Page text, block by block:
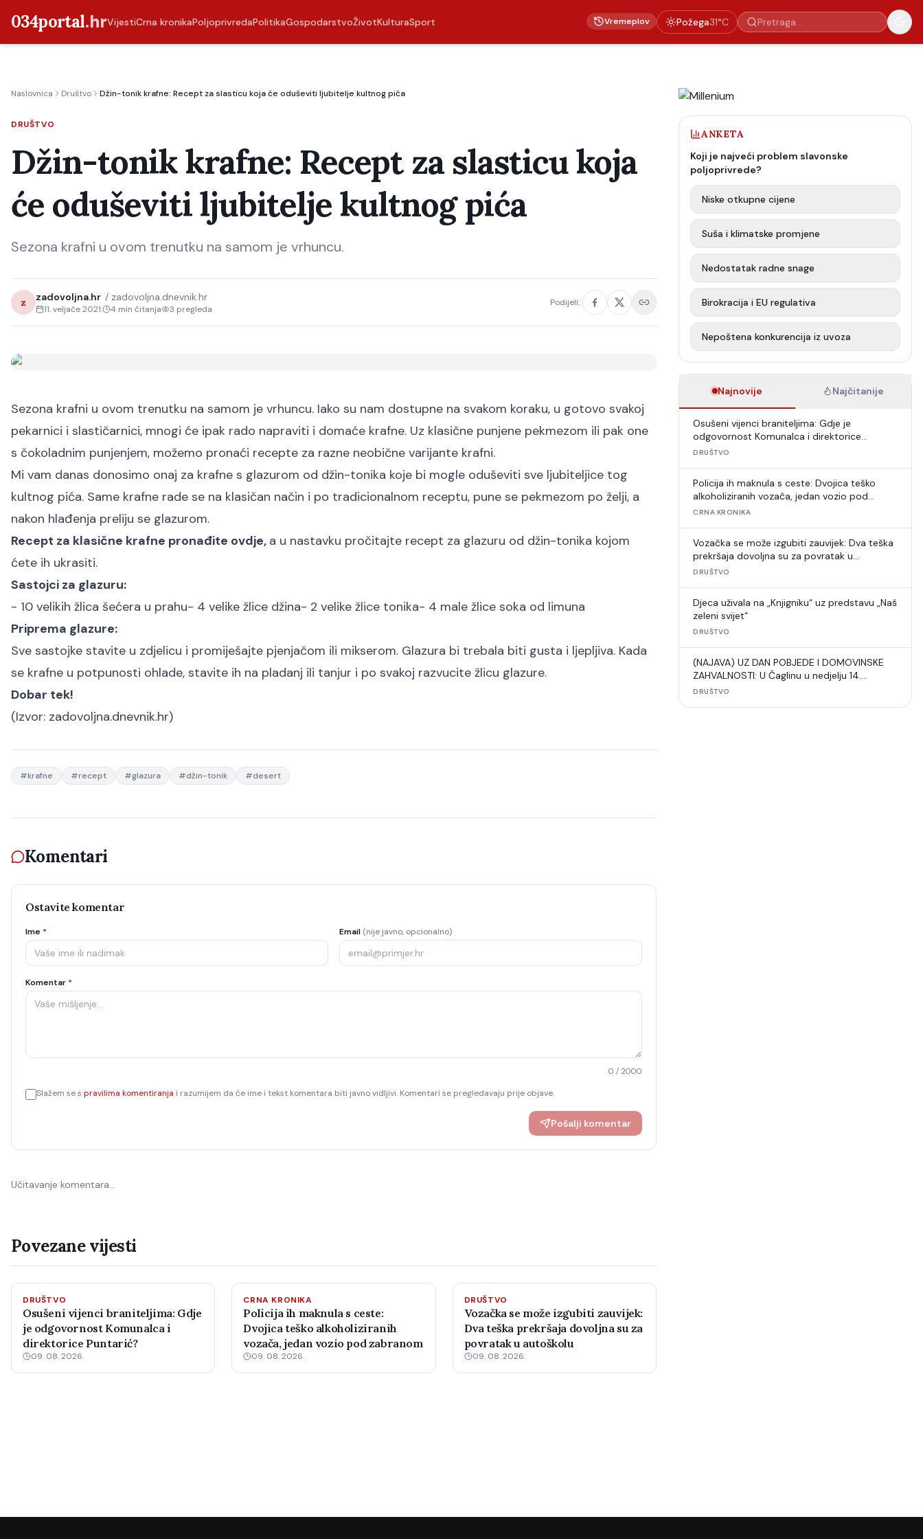
034portal.hrVijestiCrna kronikaPoljoprivredaPolitikaGospodarstvoŽivotKulturaSport Vremeplov Požega31°C
Naslovnica Društvo Džin-tonik krafne: Recept za slasticu koja će oduševiti ljubitelje kultnog pića
DRUŠTVO
Džin-tonik krafne: Recept za slasticu koja
će oduševiti ljubitelje kultnog pića
Sezona krafni u ovom trenutku na samom je vrhuncu.
z zadovoljna.hr / zadovoljna.dnevnik.hr
11. veljače 2021. 4 min čitanja 3 pregleda
Podijeli:
Sezona krafni u ovom trenutku na samom je vrhuncu. Iako su nam dostupne na svakom koraku, u gotovo svakoj
pekarnici i slastičarnici, mnogi će ipak rado napraviti i domaće krafne. Uz klasične punjene pekmezom ili pak one
s čokoladnim punjenjem, možemo pronaći recepte za razne neobične varijante krafni.
Mi vam danas donosimo onaj za krafne s glazurom od džin-tonika koje bi mogle oduševiti sve ljubiteljice tog
kultnog pića. Same krafne rade se na klasičan način i po tradicionalnom receptu, pune se pekmezom po želji, a
nakon hlađenja preliju se glazurom.
Recept za klasične krafne pronađite ovdje, a u nastavku pročitajte recept za glazuru od džin-tonika kojom
ćete ih ukrasiti.
Sastojci za glazuru:
- 10 velikih žlica šećera u prahu- 4 velike žlice džina- 2 velike žlice tonika- 4 male žlice soka od limuna
Priprema glazure:
Sve sastojke stavite u zdjelicu i promiješajte pjenjačom ili mikserom. Glazura bi trebala biti gusta i ljepljiva. Kada
se krafne u potpunosti ohlade, stavite ih na pladanj ili tanjur i po svakoj razvucite žlicu glazure.
Dobar tek!
(Izvor: zadovoljna.dnevnik.hr)
#krafne #recept #glazura #džin-tonik #desert
Komentari
Ostavite komentar
Ime * Email (nije javno, opcionalno)
Komentar *
0 / 2000
Slažem se s pravilima komentiranja i razumijem da će ime i tekst komentara biti javno vidljivi. Komentari se pregledavaju prije objave.
Pošalji komentar
Učitavanje komentara…
Povezane vijesti
DRUŠTVO
Osušeni vijenci braniteljima: Gdje
je odgovornost Komunalca i
direktorice Puntarić?
09. 08. 2026.
CRNA KRONIKA
Policija ih maknula s ceste:
Dvojica teško alkoholiziranih
vozača, jedan vozio pod zabranom
09. 08. 2026.
DRUŠTVO
Vozačka se može izgubiti zauvijek:
Dva teška prekršaja dovoljna su za
povratak u autoškolu
09. 08. 2026.
ANKETA
Koji je najveći problem slavonske
poljoprivrede?
Niske otkupne cijene
Suša i klimatske promjene
Nedostatak radne snage
Birokracija i EU regulativa
Nepoštena konkurencija iz uvoza
Najnovije Najčitanije
Osušeni vijenci braniteljima: Gdje je
odgovornost Komunalca i direktorice
Puntarić?
DRUŠTVO
Policija ih maknula s ceste: Dvojica teško
alkoholiziranih vozača, jedan vozio pod
zabranom
CRNA KRONIKA
Vozačka se može izgubiti zauvijek: Dva teška
prekršaja dovoljna su za povratak u
autoškolu
DRUŠTVO
Djeca uživala na „Knjigniku“ uz predstavu „Naš
zeleni svijet“
DRUŠTVO
(NAJAVA) UZ DAN POBJEDE I DOMOVINSKE
ZAHVALNOSTI: U Čaglinu u nedjelju 14.
međunarodni šahovski turnir
DRUŠTVO